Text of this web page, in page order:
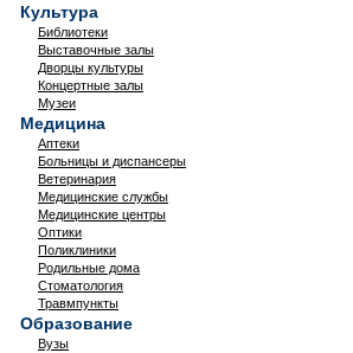
Культура
Библиотеки
Выставочные залы
Дворцы культуры
Концертные залы
Музеи
Медицина
Аптеки
Больницы и диспансеры
Ветеринария
Медицинские службы
Медицинские центры
Оптики
Поликлиники
Родильные дома
Стоматология
Травмпункты
Образование
Вузы